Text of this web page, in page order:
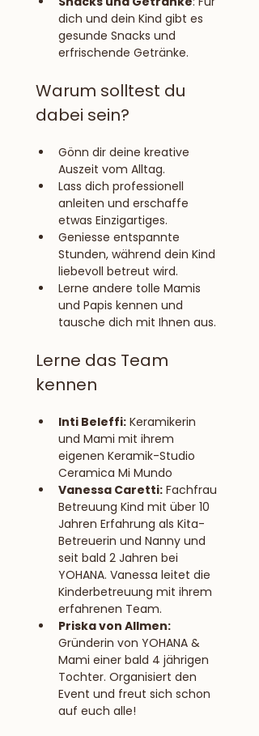
dich und dein Kind gibt es
gesunde Snacks und
erfrischende Getränke.
Warum solltest du
dabei sein?
Gönn dir deine kreative
Auszeit vom Alltag.
Lass dich professionell
anleiten und erschaffe
etwas Einzigartiges.
Geniesse entspannte
Stunden, während dein Kind
liebevoll betreut wird.
Lerne andere tolle Mamis
und Papis kennen und
tausche dich mit Ihnen aus.
Lerne das Team
kennen
Inti Beleffi: Keramikerin
und Mami mit ihrem
eigenen Keramik-Studio
Ceramica Mi Mundo
Vanessa Caretti: Fachfrau
Betreuung Kind mit über 10
Jahren Erfahrung als Kita-
Betreuerin und Nanny und
seit bald 2 Jahren bei
YOHANA. Vanessa leitet die
Kinderbetreuung mit ihrem
erfahrenen Team.
Priska von Allmen:
Gründerin von YOHANA &
Mami einer bald 4 jährigen
Tochter. Organisiert den
Event und freut sich schon
auf euch alle!